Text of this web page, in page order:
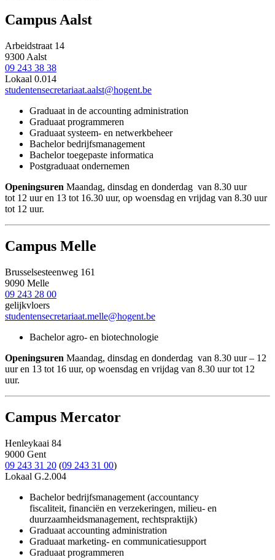
Campus Aalst
Arbeidstraat 14
9300 Aalst
09 243 38 38
Lokaal 0.014
studentensecretariaat.aalst@hogent.be
Graduaat in de accounting administration
Graduaat programmeren
Graduaat systeem- en netwerkbeheer
Bachelor bedrijfsmanagement
Bachelor toegepaste informatica
Postgraduaat ondernemen
Openingsuren Maandag, dinsdag en donderdag van 8.30 uur
tot 12 uur en 13 tot 16.30 uur, op woensdag en vrijdag van 8.30 uur
tot 12 uur.
Campus Melle
Brusselsesteenweg 161
9090 Melle
09 243 28 00
gelijkvloers
studentensecretariaat.melle@hogent.be
Bachelor agro- en biotechnologie
Openingsuren Maandag, dinsdag en donderdag van 8.30 uur – 12
uur en 13 tot 16 uur, op woensdag en vrijdag van 8.30 uur tot 12
uur.
Campus Mercator
Henleykaai 84
9000 Gent
09 243 31 20 (09 243 31 00)
Lokaal G.2.004
Bachelor bedrijfsmanagement (accountancy
fiscaliteit, financiën en verzekeringen, milieu- en
duurzaamheidsmanagement, rechtspraktijk)
Graduaat accounting administration
Graduaat marketing- en communicatiesupport
Graduaat programmeren